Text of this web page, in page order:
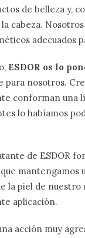
de belleza y,
cabeza.
adecuados
ESDOR os lo
para nosotros.
conforman una
lo habíamos
de ESDOR
mantengamos
la piel de nuestro
aplicación.
acción muy